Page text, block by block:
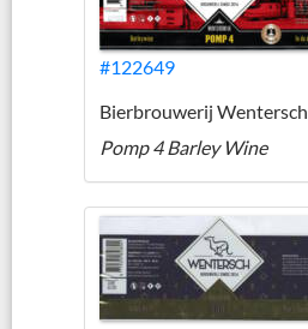
#122649
Bierbrouwerij Wentersch
Pomp 4 Barley Wine